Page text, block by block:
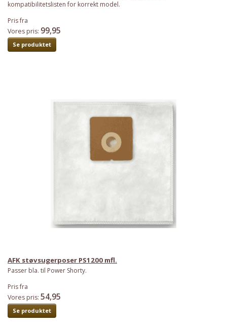
kompatibilitetslisten for korrekt model.
Pris fra
Vores pris: 99,95
Se produktet
AFK støvsugerposer PS1200 mfl.
Passer bla. til Power Shorty.
Pris fra
Vores pris: 54,95
Se produktet